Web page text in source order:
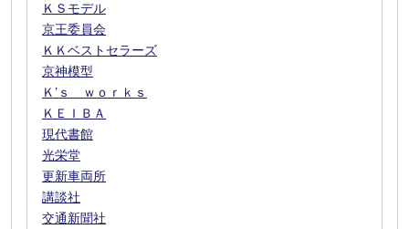
ＫＳモデル
京王委員会
ＫＫベストセラーズ
京神模型
Ｋ’ｓ ｗｏｒｋｓ
ＫＥＩＢＡ
現代書館
光栄堂
更新車両所
講談社
交通新聞社